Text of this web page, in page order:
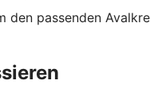
den passenden